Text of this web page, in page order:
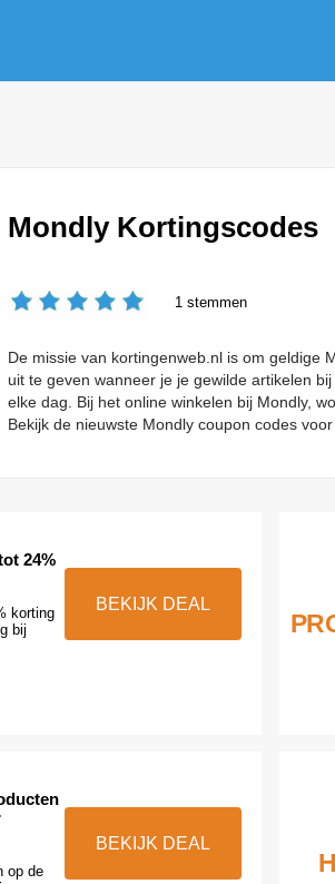
Mondly Kortingscodes
1 stemmen
De missie van kortingenweb.nl is om geldige
uit te geven wanneer je je gewilde artikelen
elke dag. Bij het online winkelen bij Mondly,
Bekijk de nieuwste Mondly coupon codes
24%
korting
bij
BEKIJK DEAL
op de
BEKIJK DEAL